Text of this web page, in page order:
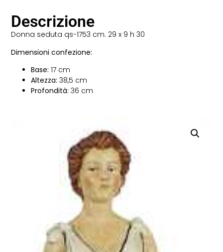
Descrizione
Donna seduta qs-1753 cm. 29 x 9 h 30
Dimensioni confezione:
Base: 17 cm
Altezza: 38,5 cm
Profondità: 36 cm